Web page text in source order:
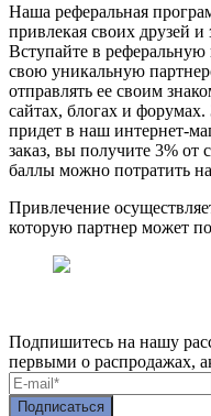
Наша реферальная
привлекая своих друзей
Вступайте в
свою уникальную
отправлять ее своим
сайтах, блогах и
придет в наш интернет-
заказ, вы получите 3% от
баллы можно потратить
Привлечение
которую партнер может
Подпишитесь на нашу
первыми о распродажах,